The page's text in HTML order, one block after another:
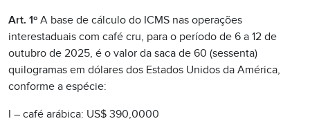
Art. 1º A base de cálculo do ICMS nas operações
interestaduais com café cru, para o período de 6 a 12 de
outubro de 2025, é o valor da saca de 60 (sessenta)
quilogramas em dólares dos Estados Unidos da América,
conforme a espécie:
I – café arábica: US$ 390,0000